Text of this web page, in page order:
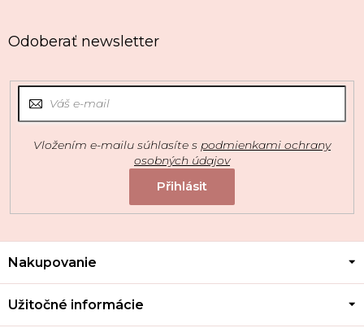
Odoberať newsletter
Vložením e-mailu súhlasíte s podmienkami ochrany
osobných údajov
Z
p
t
Nakupovanie
Užitočné informácie